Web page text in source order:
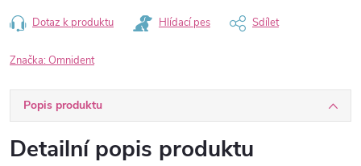
Dotaz k produktu Hlídací pes Sdílet
Značka: Omnident
Popis produktu
Detailní popis produktu